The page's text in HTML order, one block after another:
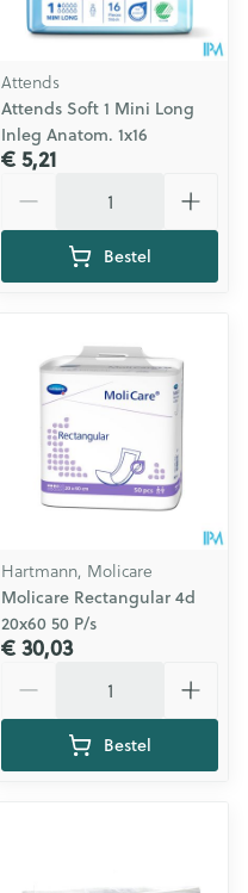
Attends
Attends Soft 1 Mini Long
Inleg Anatom. 1x16
€ 5,21
Bestel
Hartmann, Molicare
Molicare Rectangular 4d
20x60 50 P/s
€ 30,03
Bestel